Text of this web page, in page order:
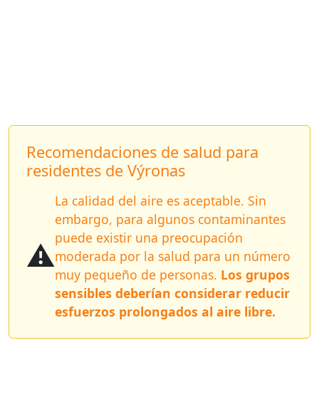
Recomendaciones de salud para
residentes de Výronas
⚠️
La calidad del aire es aceptable. Sin
embargo, para algunos contaminantes
puede existir una preocupación
moderada por la salud para un número
muy pequeño de personas. Los grupos
sensibles deberían considerar reducir
esfuerzos prolongados al aire libre.